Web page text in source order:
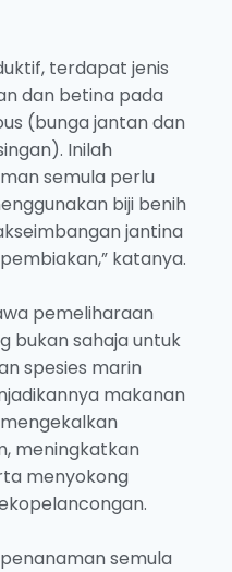
terdapat jenis
dan betina pada
(bunga jantan dan
Inilah
semula perlu
biji benih
jantina
katanya.
pemeliharaan
bukan sahaja untuk
spesies marin
makanan
meningkatkan
menyokong
semula